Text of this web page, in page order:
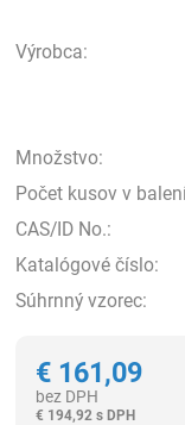
Výrobca:
Množstvo:
Počet kusov v
CAS/ID No.:
Katalógové číslo:
Súhrnný vzorec:
€ 161,09
bez DPH
€ 194,92 s DPH